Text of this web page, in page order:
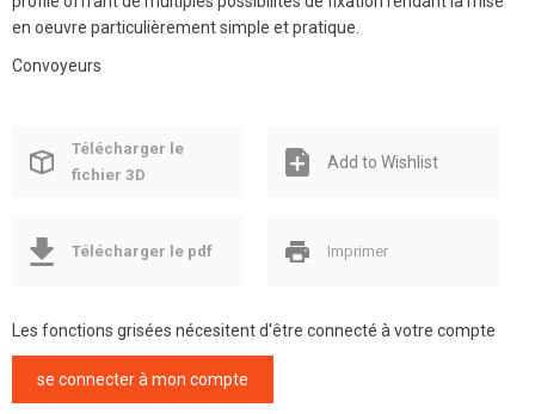
en oeuvre particulièrement simple et pratique.
Convoyeurs
Télécharger le
fichier 3D
Add to Wishlist
Télécharger le pdf Imprimer
Les fonctions grisées nécesitent d'être connecté à votre compte
se connecter à mon compte